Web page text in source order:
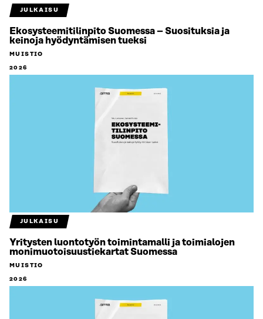
JULKAISU
Ekosysteemitilinpito Suomessa – Suosituksia ja
keinoja hyödyntämisen tueksi
MUISTIO
2026
JULKAISU
Yritysten luontotyön toimintamalli ja toimialojen
monimuotoisuustiekartat Suomessa
MUISTIO
2026